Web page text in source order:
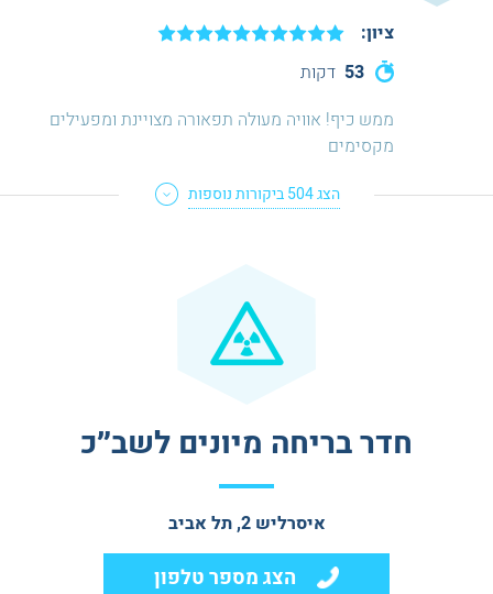
53 דקות
ציון:
ממש כיף! אוויה מעולה תפאורה מצויינת ומפעילים
מקסימים
הצג504ביקורות נוספות
חדר בריחה מיונים לשב״כ
איסרליש 2, תל אביב
הצג מספר טלפון